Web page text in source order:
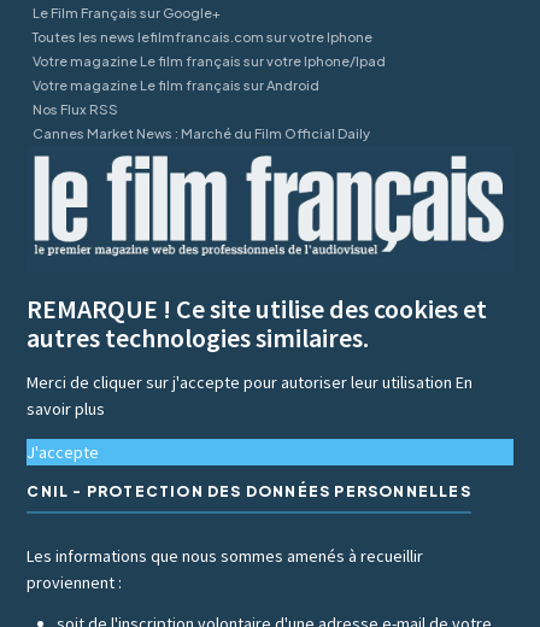
Le Film Français sur Google+
Toutes les news lefilmfrancais.com sur votre Iphone
Votre magazine Le film français sur votre Iphone/Ipad
Votre magazine Le film français sur Android
Nos Flux RSS
Cannes Market News : Marché du Film Official Daily
REMARQUE ! Ce site utilise des cookies et
autres technologies similaires.
Merci de cliquer sur j'accepte pour autoriser leur utilisationEn
savoir plus
J'accepte
CNIL - PROTECTION DES DONNÉES PERSONNELLES
Les informations que nous sommes amenés à recueillir
proviennent :